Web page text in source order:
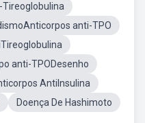
anti-TPO
anti-TPODesenho
AntiInsulina
Doença De Hashimoto